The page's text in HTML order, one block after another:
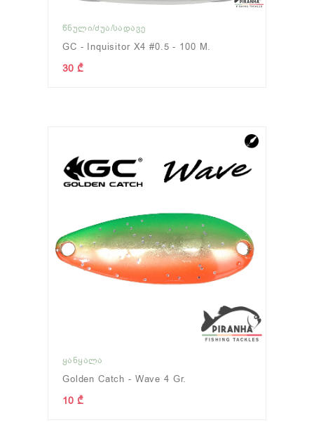
ᲬᲜᲣᲚᲘ/ᲫᲣᲐ/ᲡᲐᲓᲐᲕᲔ
GC - Inquisitor X4 #0.5 - 100 M.
30 ₾
ᲧᲐᲜᲧᲐᲚᲐ
Golden Catch - Wave 4 Gr.
10 ₾